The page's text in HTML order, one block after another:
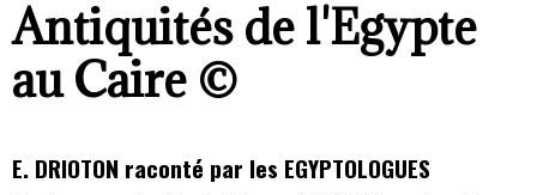
Antiquités de l'Egypte
au Caire ©
E. DRIOTON raconté par les EGYPTOLOGUES